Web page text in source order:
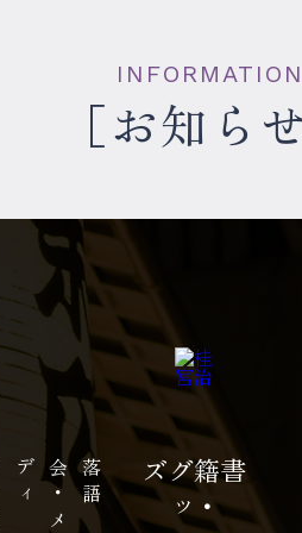
INFORMATION
お知ら
書籍
・
グ
ッ
ズ
落
語
会
・
メ
デ
ィ
ア
・
そ
の
他